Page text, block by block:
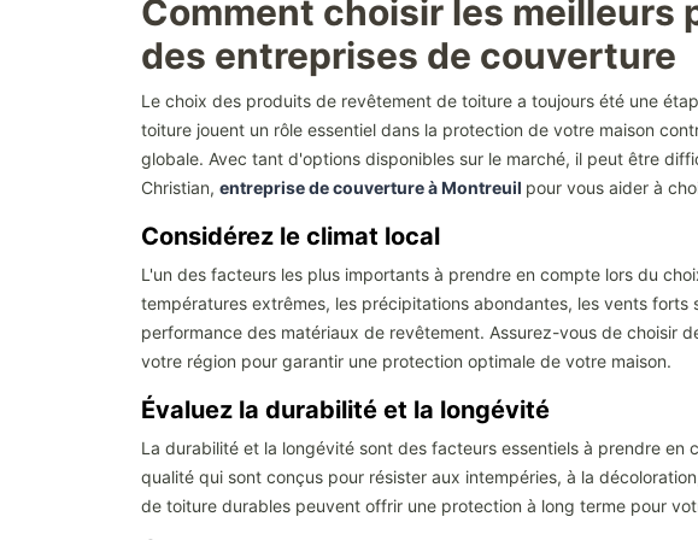
Comment choisir les meilleurs
des entreprises de couverture
Le choix des produits de revêtement de toiture a toujours été une
toiture jouent un rôle essentiel dans la protection de votre maison
globale. Avec tant d'options disponibles sur le marché, il peut être
Christian, entreprise de couverture à Montreuil pour vous aider à
Considérez le climat local
L'un des facteurs les plus importants à prendre en compte lors du
températures extrêmes, les précipitations abondantes, les vents
performance des matériaux de revêtement. Assurez-vous de choisir
votre région pour garantir une protection optimale de votre maison.
Évaluez la durabilité et la longévité
La durabilité et la longévité sont des facteurs essentiels à prendre
qualité qui sont conçus pour résister aux intempéries, à la
de toiture durables peuvent offrir une protection à long terme pour